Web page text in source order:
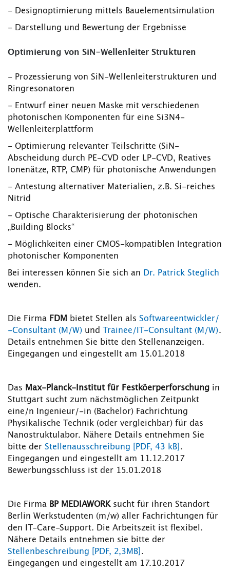
- Designoptimierung mittels Bauelementsimulation
- Darstellung und Bewertung der Ergebnisse
Optimierung von SiN-Wellenleiter Strukturen
- Prozessierung von SiN-Wellenleiterstrukturen und
Ringresonatoren
- Entwurf einer neuen Maske mit verschiedenen
photonischen Komponenten für eine Si3N4-
Wellenleiterplattform
- Optimierung relevanter Teilschritte (SiN-
Abscheidung durch PE-CVD oder LP-CVD, Reatives
Ionenätze, RTP, CMP) für photonische Anwendungen
- Antestung alternativer Materialien, z.B. Si-reiches
Nitrid
- Optische Charakterisierung der photonischen
„Building Blocks“
- Möglichkeiten einer CMOS-kompatiblen Integration
photonischer Komponenten
Bei interessen können Sie sich an Dr. Patrick Steglich
wenden.
Die Firma FDM bietet Stellen als Softwareentwickler/
-Consultant (M/W) und Trainee/IT-Consultant (M/W).
Details entnehmen Sie bitte den Stellenanzeigen.
Eingegangen und eingestellt am 15.01.2018
Das Max-Planck-Institut für Festköerperforschung in
Stuttgart sucht zum nächstmöglichen Zeitpunkt
eine/n Ingenieur/-in (Bachelor) Fachrichtung
Physikalische Technik (oder vergleichbar) für das
Nanostruktulabor. Nähere Details entnehmen Sie
bitte der Stellenausschreibung [PDF, 43 kB] .
Eingegangen und eingestellt am 11.12.2017
Bewerbungsschluss ist der 15.01.2018
Die Firma BP MEDIAWORKsucht für ihren Standort
Berlin Werkstudenten (m/w) aller Fachrichtungen für
den IT-Care-Support. Die Arbeitszeit ist flexibel.
Nähere Details entnehmen sie bitte der
Stellenbeschreibung [PDF, 2,3MB] .
Eingegangen und eingestellt am 17.10.2017